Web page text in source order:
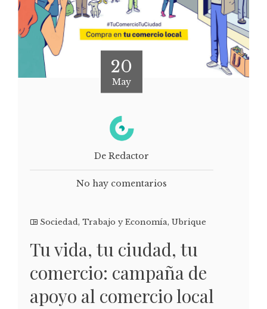
20
May
De Redactor
No hay comentarios
Sociedad, Trabajo y Economía, Ubrique
Tu vida, tu ciudad, tu
comercio: campaña de
apoyo al comercio local